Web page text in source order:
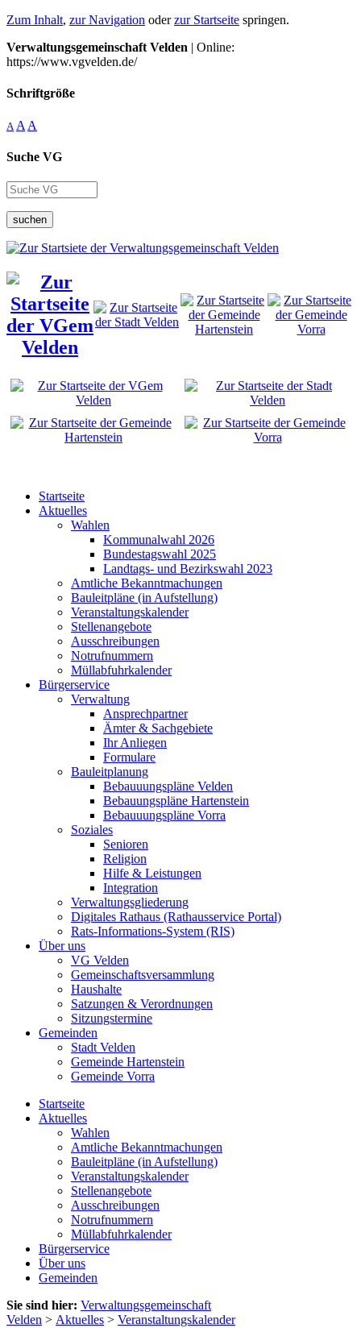
Zum Inhalt, zur Navigation oderzur Startseite springen.
Verwaltungsgemeinschaft Velden | Online:
https://www.vgvelden.de/
Schriftgröße
A A A
Suche VG
suchen
Startseite
Aktuelles
Wahlen
Kommunalwahl 2026
Bundestagswahl 2025
Landtags- und Bezirkswahl 2023
Amtliche Bekanntmachungen
Bauleitpläne (in Aufstellung)
Veranstaltungskalender
Stellenangebote
Ausschreibungen
Notrufnummern
Müllabfuhrkalender
Bürgerservice
Verwaltung
Ansprechpartner
Ämter & Sachgebiete
Ihr Anliegen
Formulare
Bauleitplanung
Bebauuungspläne Velden
Bebauungspläne Hartenstein
Bebauuungspläne Vorra
Soziales
Senioren
Religion
Hilfe & Leistungen
Integration
Verwaltungsgliederung
Digitales Rathaus (Rathausservice Portal)
Rats-Informations-System (RIS)
Über uns
VG Velden
Gemeinschaftsversammlung
Haushalte
Satzungen & Verordnungen
Sitzungstermine
Gemeinden
Stadt Velden
Gemeinde Hartenstein
Gemeinde Vorra
Startseite
Aktuelles
Wahlen
Amtliche Bekanntmachungen
Bauleitpläne (in Aufstellung)
Veranstaltungskalender
Stellenangebote
Ausschreibungen
Notrufnummern
Müllabfuhrkalender
Bürgerservice
Über uns
Gemeinden
Sie sind hier: Verwaltungsgemeinschaft
Velden > Aktuelles > Veranstaltungskalender